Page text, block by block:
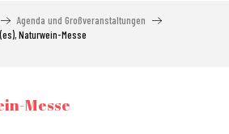
Agenda und Großveranstaltungen
Naturwein-Messe
Messe